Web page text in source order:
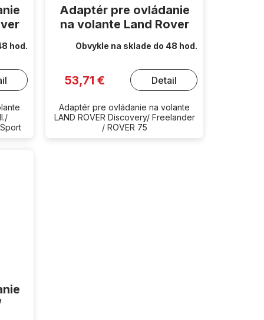
hod.
Adaptér pre ovládanie
na volante Land Rover
Obvykle na sklade do 48 hod.
53,71 € Detail
Adaptér pre ovládanie na volante
LAND ROVER Discovery/ Freelander
/ ROVER 75